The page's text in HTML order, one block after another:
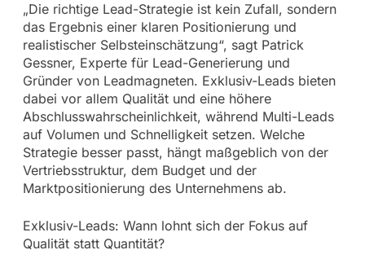
„Die richtige Lead-Strategie ist kein Zufall, sondern
das Ergebnis einer klaren Positionierung und
realistischer Selbsteinschätzung“, sagt Patrick
Gessner, Experte für Lead-Generierung und
Gründer von Leadmagneten. Exklusiv-Leads bieten
dabei vor allem Qualität und eine höhere
Abschlusswahrscheinlichkeit, während Multi-Leads
auf Volumen und Schnelligkeit setzen. Welche
Strategie besser passt, hängt maßgeblich von der
Vertriebsstruktur, dem Budget und der
Marktpositionierung des Unternehmens ab.
Exklusiv-Leads: Wann lohnt sich der Fokus auf
Qualität statt Quantität?